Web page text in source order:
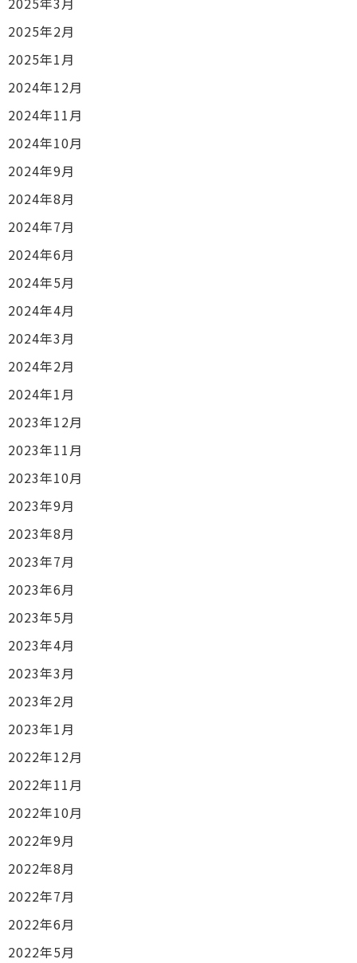
2025年2月
2025年1月
2024年12月
2024年11月
2024年10月
2024年9月
2024年8月
2024年7月
2024年6月
2024年5月
2024年4月
2024年3月
2024年2月
2024年1月
2023年12月
2023年11月
2023年10月
2023年9月
2023年8月
2023年7月
2023年6月
2023年5月
2023年4月
2023年3月
2023年2月
2023年1月
2022年12月
2022年11月
2022年10月
2022年9月
2022年8月
2022年7月
2022年6月
2022年5月